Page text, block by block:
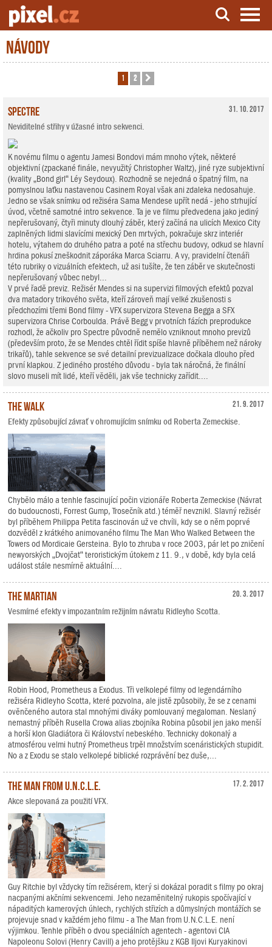
Server o natáčení a zpracování videa
Návody
1 2
31. 10. 2017
Spectre
Neviditelné střihy v úžasné intro sekvenci.
K novému filmu o agentu Jamesi Bondovi mám mnoho výtek, některé
objektivní (zpackané finále, nevyužitý Christopher Waltz), jiné ryze subjektivní
(kvality „Bond girl“ Léy Seydoux). Rozhodně se nejedná o špatný film, na
pomyslnou laťku nastavenou Casinem Royal však ani zdaleka nedosahuje.
Jedno se však snímku od režiséra Sama Mendese upřít nedá - jeho strhující
úvod, včetně samotné intro sekvence. Ta je ve filmu předvedena jako jediný
nepřerušovaný, čtyři minuty dlouhý záběr, který začíná na ulicích Mexico City
zaplněných lidmi slavícími mexický Den mrtvých, pokračuje skrz interiér
hotelu, výtahem do druhého patra a poté na střechu budovy, odkud se hlavní
hrdina pokusí zneškodnit záporáka Marca Sciarru. A vy, pravidelní čtenáři
této rubriky o vizuálních efektech, už asi tušíte, že ten záběr ve skutečnosti
nepřerušovaný vůbec nebyl...
V prvé řadě previz. Režisér Mendes si na supervizi filmových efektů pozval
dva matadory trikového světa, kteří zároveň mají velké zkušenosti s
předchozími třemi Bond filmy - VFX supervizora Stevena Begga a SFX
supervizora Chrise Corboulda. Právě Begg v prvotních fázích preprodukce
rozhodl, že ačkoliv pro Spectre původně nemělo vzniknout mnoho previzů
(především proto, že se Mendes chtěl řídit spíše hlavně příběhem než nároky
trikařů), tahle sekvence se své detailní previzualizace dočkala dlouho před
první klapkou. Z jediného prostého důvodu - byla tak náročná, že finální
slovo museli mít lidé, kteří věděli, jak vše technicky zařídit....
21. 9. 2017
The Walk
Efekty způsobující závrať v ohromujícím snímku od Roberta Zemeckise.
Chybělo málo a tenhle fascinující počin vizionáře Roberta Zemeckise (Návrat
do budoucnosti, Forrest Gump, Trosečník atd.) téměř nevznikl. Slavný režisér
byl příběhem Philippa Petita fascinován už ve chvíli, kdy se o něm poprvé
dozvěděl z krátkého animovaného filmu The Man Who Walked Between the
Towers od Mordicaie Gersteina. Bylo to zhruba v roce 2003, pár let po zničení
newyorských „Dvojčat“ teroristickým útokem z 11. 9., v době, kdy byla celá
událost stále nesmírně aktuální....
20. 3. 2017
The Martian
Vesmírné efekty v impozantním režijním návratu Ridleyho Scotta.
Robin Hood, Prometheus a Exodus. Tři velkolepé filmy od legendárního
režiséra Ridleyho Scotta, které pozvolna, ale jistě způsobily, že se z cenami
ověnčeného autora stal mnohými diváky pomlouvaný megaloman. Neslaný
nemastný příběh Rusella Crowa alias zbojníka Robina působil jen jako menší
a horší klon Gladiátora či Království nebeského. Technicky dokonalý a
atmosférou velmi hutný Prometheus trpěl množstvím scenáristických stupidit.
No a z Exodu se stalo velkolepé biblické rozprávění bez duše,...
17. 2. 2017
The Man from U.N.C.L.E.
Akce slepovaná za použití VFX.
Guy Ritchie byl vždycky tím režisérem, který si dokázal poradit s filmy po okraj
nacpanými akčními sekvencemi. Jeho nezaměnitelný rukopis spočívající v
nápaditých kamerových úhlech, rychlých střizích a důmyslných montážích se
projevuje snad v každém jeho filmu - a The Man from U.N.C.L.E. není
výjimkou. Tenhle příběh o dvou speciálních agentech - agentovi CIA
Napoleonu Solovi (Henry Cavill) a jeho protějšku z KGB Iljovi Kuryakinovi